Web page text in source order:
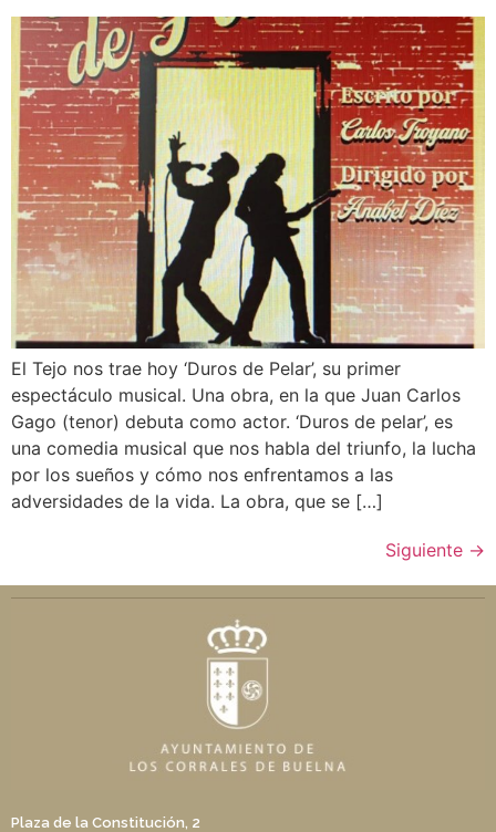
El Tejo nos trae hoy ‘Duros de Pelar’, su primer
espectáculo musical. Una obra, en la que Juan Carlos
Gago (tenor) debuta como actor. ‘Duros de pelar’, es
una comedia musical que nos habla del triunfo, la lucha
por los sueños y cómo nos enfrentamos a las
adversidades de la vida. La obra, que se […]
Siguiente →
Plaza de la Constitución, 2